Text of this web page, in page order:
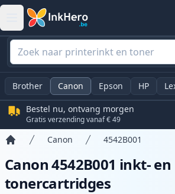
Brother Canon Epson HP
Bestel nu, ontvang morgen
Gratis verzending vanaf € 49
Canon 4542B001
Canon 4542B001 inkt- en
tonercartridges